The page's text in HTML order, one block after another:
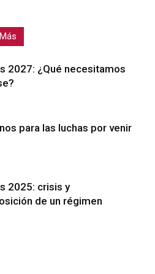
Más
2027: ¿Qué necesitamos
para las luchas por venir
2025: crisis y
de un régimen